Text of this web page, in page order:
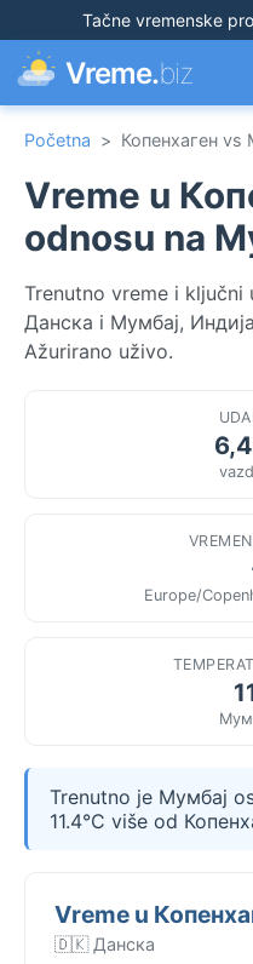
Tačne vremenske
Vreme.biz
Početna > Копенхаген vs
Vreme u
odnosu na
Trenutno vreme i ključni
Данска i Мумбај,
Ažurirano uživo.
Europe/
Trenutno je Мумбај
11.4°C više od
Vreme u
🇩🇰 Данска